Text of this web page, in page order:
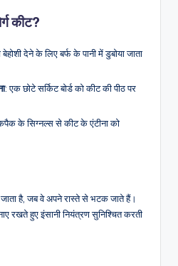
कीट?
देने के लिए बर्फ के पानी में डुबोया जाता
: एक छोटे सर्किट बोर्ड को कीट की पीठ पर
के सिग्नल्स से कीट के एंटीना को
जाता है, जब वे अपने रास्ते से भटक जाते हैं।
रखते हुए इंसानी नियंत्रण सुनिश्चित करती